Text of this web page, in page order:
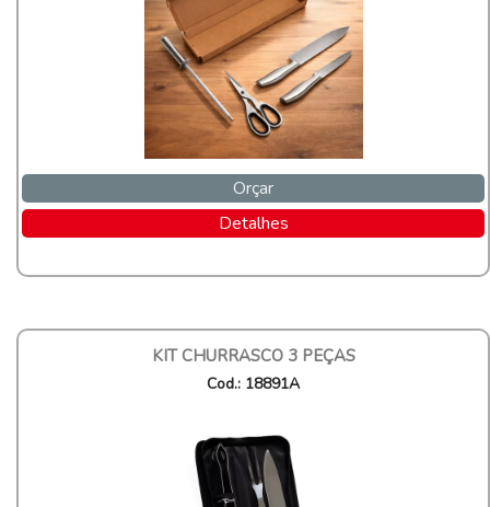
Orçar
Detalhes
KIT CHURRASCO 3 PEÇAS
Cod.: 18891A